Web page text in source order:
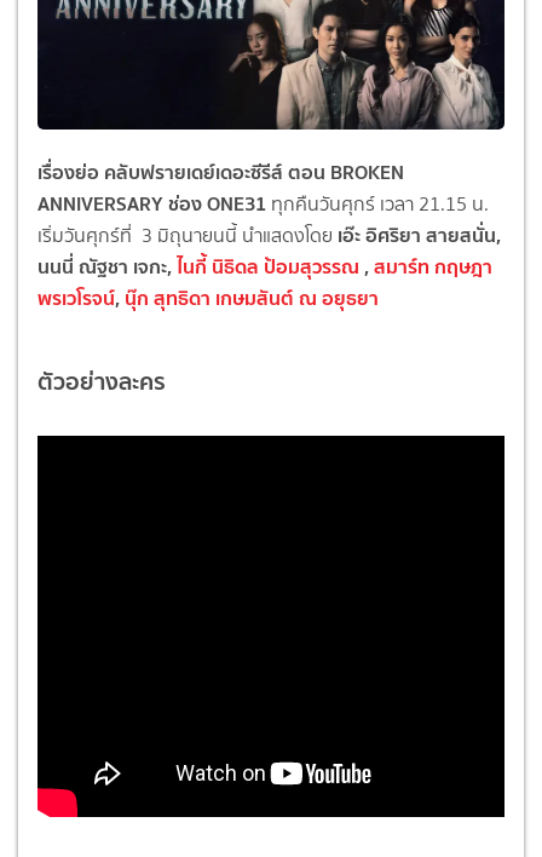
เรื่องย่อ คลับฟรายเดย์เดอะซีรีส์ ตอน BROKEN
ANNIVERSARY ช่อง ONE31 ทุกคืนวันศุกร์ เวลา 21.15 น.
เริ่มวันศุกร์ที่ 3 มิถุนายนนี้ นำแสดงโดย เอ๊ะ อิศริยา สายสนั่น,
นนนี่ ณัฐชา เจกะ,ไนกี้ นิธิดล ป้อมสุวรรณ,สมาร์ท กฤษฎา
พรเวโรจน์,นุ๊ก สุทธิดา เกษมสันต์ ณ อยุธยา
ตัวอย่างละคร